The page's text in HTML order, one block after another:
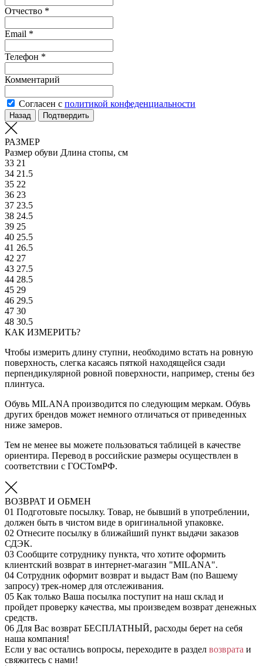
Отчество *
Email *
Телефон *
Комментарий
Согласен с политикой конфеденциальности
Назад Подтвердить
РАЗМЕР
Размер обуви Длина стопы, см
33 21
34 21.5
35 22
36 23
37 23.5
38 24.5
39 25
40 25.5
41 26.5
42 27
43 27.5
44 28.5
45 29
46 29.5
47 30
48 30.5
КАК ИЗМЕРИТЬ?
Чтобы измерить длину ступни, необходимо встать на ровную
поверхность, слегка касаясь пяткой находящейся сзади
перпендикулярной ровной поверхности, например, стены без
плинтуса.
Обувь MILANA производится по следующим меркам. Обувь
других брендов может немного отличаться от приведенных
ниже замеров.
Тем не менее вы можете пользоваться таблицей в качестве
ориентира. Перевод в российские размеры осуществлен в
соответствии с ГОСТомРФ.
ВОЗВРАТ И ОБМЕН
01 Подготовьте посылку. Товар, не бывший в употреблении,
должен быть в чистом виде в оригинальной упаковке.
02 Отнесите посылку в ближайший пункт выдачи заказов
СДЭК.
03 Сообщите сотруднику пункта, что хотите оформить
клиентский возврат в интернет-магазин "MILANA".
04 Сотрудник оформит возврат и выдаст Вам (по Вашему
запросу) трек-номер для отслеживания.
05 Как только Ваша посылка поступит на наш склад и
пройдет проверку качества, мы произведем возврат денежных
средств.
06 Для Вас возврат БЕСПЛАТНЫЙ, расходы берет на себя
наша компания!
Если у вас остались вопросы, переходите в раздел возврата и
свяжитесь с нами!